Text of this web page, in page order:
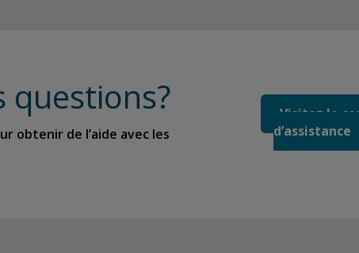
questions?
obtenir de l’aide avec les
Visitez le
d’assistance